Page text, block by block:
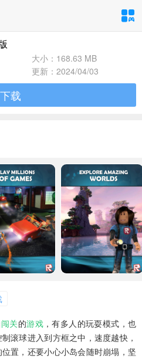
+款手游
险解谜
+款手游
模拟经营
1百+款手游
童教育
+款手游
大小：168.63 MB
更新：2024/04/03
下载
闯关的游戏，有多人的玩耍模式，也
滚球进入到方框之中，速度越快，
置，还要小心小岛会随时崩塌，坚